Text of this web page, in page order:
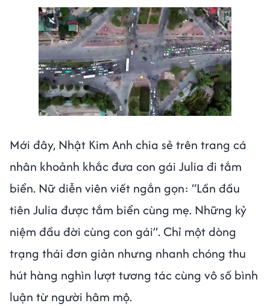
Mới đây, Nhật Kim Anh chia sẻ trên trang cá
nhân khoảnh khắc đưa con gái Julia đi tắm
biển. Nữ diễn viên viết ngắn gọn: “Lần đầu
tiên Julia được tắm biển cùng mẹ. Những kỷ
niệm đầu đời cùng con gái”. Chỉ một dòng
trạng thái đơn giản nhưng nhanh chóng thu
hút hàng nghìn lượt tương tác cùng vô số bình
luận từ người hâm mộ.